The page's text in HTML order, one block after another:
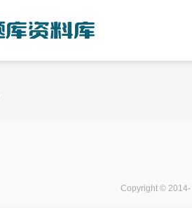
Copyright © 2014-